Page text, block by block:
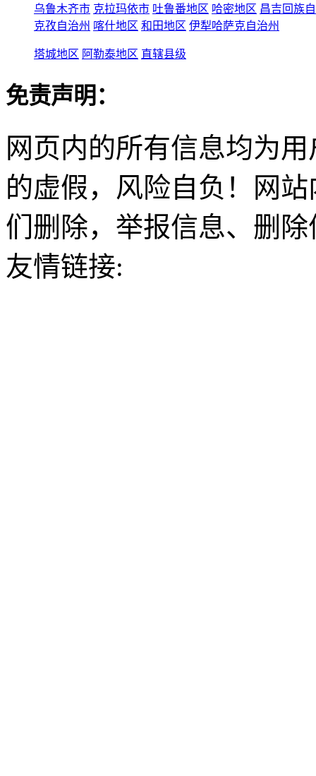
乌鲁木齐市 克拉玛依市 吐鲁番地区 哈密地区 昌吉回族
克孜自治州 喀什地区 和田地区 伊犁哈萨克自治州
塔城地区 阿勒泰地区 直辖县级
免责声明：
网页内的所有信息均为
的虚假，风险自负！网
们删除，举报信息、删
友情链接: